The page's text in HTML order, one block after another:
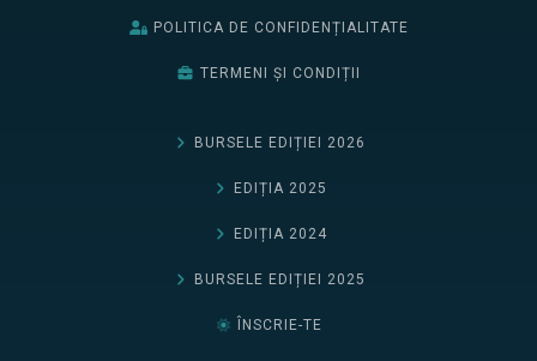
POLITICA DE CONFIDENȚIALITATE
TERMENI ȘI CONDIȚII
BURSELE EDIȚIEI 2026
EDIȚIA 2025
EDIȚIA 2024
BURSELE EDIȚIEI 2025
ÎNSCRIE-TE